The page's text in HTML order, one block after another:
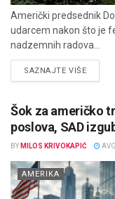
Američki predsednik
udarcem nakon što je
nadzemnih radova...
SAZNAJTE VIŠEDETAILS
Šok za američko
poslova, SAD
BY MILOS KRIVOKAPIĆ
AMERIKA